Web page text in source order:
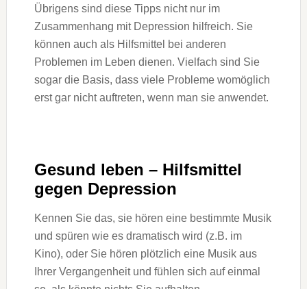
Übrigens sind diese Tipps nicht nur im
Zusammenhang mit Depression hilfreich. Sie
können auch als Hilfsmittel bei anderen
Problemen im Leben dienen. Vielfach sind Sie
sogar die Basis, dass viele Probleme womöglich
erst gar nicht auftreten, wenn man sie anwendet.
Gesund leben – Hilfsmittel
gegen Depression
Kennen Sie das, sie hören eine bestimmte Musik
und spüren wie es dramatisch wird (z.B. im
Kino), oder Sie hören plötzlich eine Musik aus
Ihrer Vergangenheit und fühlen sich auf einmal